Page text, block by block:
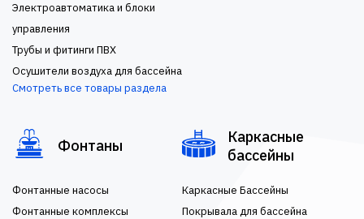
Электроавтоматика и блоки
управления
Трубы и фитинги ПВХ
Осушители воздуха для бассейна
Смотреть все товары раздела
Фонтаны
Фонтанные насосы
Фонтанные комплексы
Каркасные
бассейны
Каркасные Бассейны
Покрывала для бассейна